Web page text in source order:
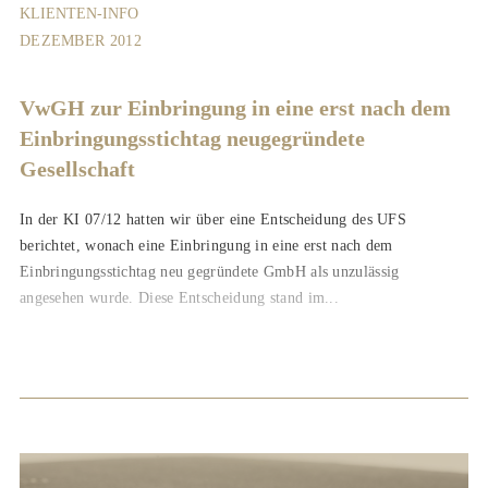
KLIENTEN-INFO
DEZEMBER 2012
VwGH zur Einbringung in eine erst nach dem
Einbringungsstichtag neugegründete
Gesellschaft
In der KI 07/12 hatten wir über eine Entscheidung des UFS
berichtet, wonach eine Einbringung in eine erst nach dem
Einbringungsstichtag neu gegründete GmbH als unzulässig
angesehen wurde. Diese Entscheidung stand im...